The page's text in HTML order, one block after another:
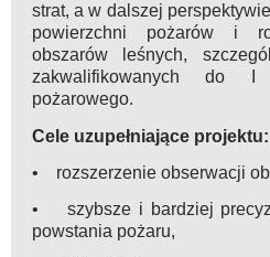
strat, a w dalszej
powierzchni pożarów i
obszarów leśnych,
zakwalifikowanych do I
pożarowego.
Cele uzupełniające projektu:
• rozszerzenie obserwacji
• szybsze i bardziej
powstania pożaru,